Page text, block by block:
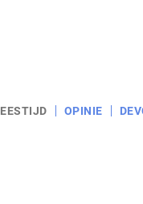
OPINIE